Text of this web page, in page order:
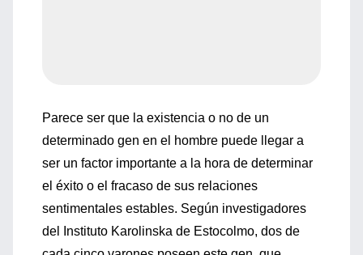
Parece ser que la existencia o no de un
determinado gen en el hombre puede llegar a
ser un factor importante a la hora de determinar
el éxito o el fracaso de sus relaciones
sentimentales estables. Según investigadores
del Instituto Karolinska de Estocolmo, dos de